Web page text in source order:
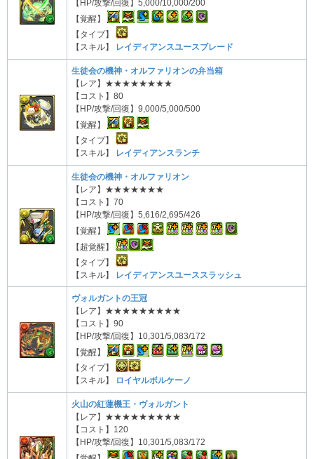
【HP/攻撃/回復】5,000/10,000/200
【覚醒】
【タイプ】
【スキル】
レイディアンスユースブレード
生徒会の機神・オルファリオンの弁当箱
【レア】★★★★★★★★
【コスト】80
【HP/攻撃/回復】9,000/5,000/500
【覚醒】
【タイプ】
【スキル】
レイディアンスランチ
生徒会の機神・オルファリオン
【レア】★★★★★★★
【コスト】70
【HP/攻撃/回復】5,616/2,695/426
【覚醒】
【超覚醒】
【タイプ】
【スキル】
レイディアンスユーススラッシュ
ヴォルガントの王冠
【レア】★★★★★★★★★
【コスト】90
【HP/攻撃/回復】10,301/5,083/172
【覚醒】
【タイプ】
【スキル】
ロイヤルボルケーノ
火山の紅蓮機王・ヴォルガント
【レア】★★★★★★★★★
【コスト】120
【HP/攻撃/回復】10,301/5,083/172